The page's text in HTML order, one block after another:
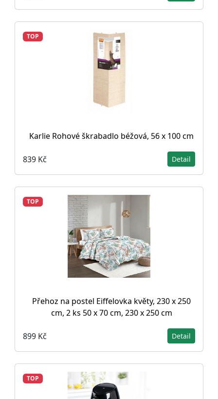
TOP
Karlie Rohové škrabadlo béžová, 56 x 100 cm
839 Kč Detail
TOP
Přehoz na postel Eiffelovka květy, 230 x 250
cm, 2 ks 50 x 70 cm, 230 x 250 cm
899 Kč Detail
TOP